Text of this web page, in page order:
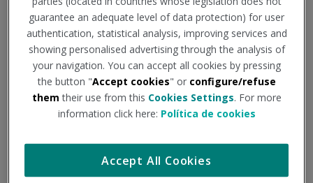
actualizarlos en todo momento que desee.
Era necesario, aprovechando la tecnología actual, poner a su
disposición la visualización de los resultados de sus
reconocimientos médicos, de una manera sencilla, intuitiva
y visual.
Su SALUD es muy importante para nosotros, pero bajo
ningún concepto, la App ni los servicios y productos
productos sanitarios, ni individualmente por separado, ni en
su conjunto. A tal efecto, el usuario declara que no percibirá
guarantee an adequate level of data protection) for user
authentication, statistical analysis, improving services and
showing personalised advertising through the analysis of
your navigation. You can accept all cookies by pressing
the button "Accept cookies" or configure/refuse
them their use from this Cookies Settings. For more
information click here: Política de cookies
Accept All Cookies